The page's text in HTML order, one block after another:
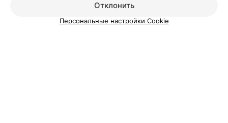
Отклонить
Персональные настройки Cookie